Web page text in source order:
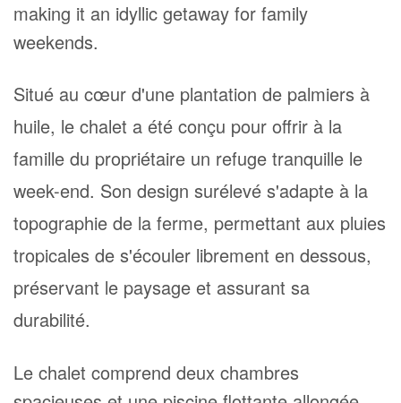
making it an idyllic getaway for family
weekends.
Situé au cœur d'une plantation de palmiers à
huile, le chalet a été conçu pour offrir à la
famille du propriétaire un refuge tranquille le
week-end. Son design surélevé s'adapte à la
topographie de la ferme, permettant aux pluies
tropicales de s'écouler librement en dessous,
préservant le paysage et assurant sa
durabilité.
Le chalet comprend deux chambres